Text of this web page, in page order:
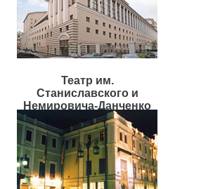
Театр им.
Станиславского и
Немировича-Данченко